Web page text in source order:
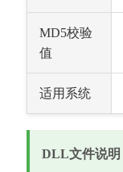
MD5校验
值
适用系统
DLL文件说明